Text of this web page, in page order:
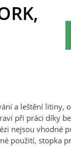
a leštění litiny,
při práci díky
nejsou vhodné
použití, stopka